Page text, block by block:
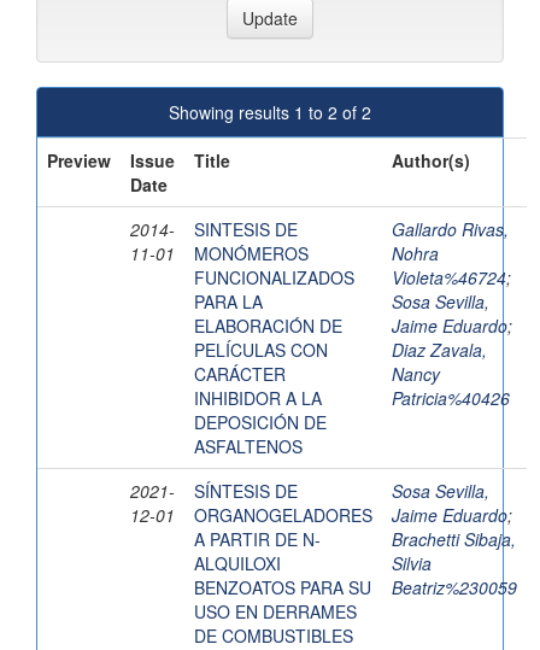
Showing results 1 to 2 of 2
Preview
Issue
Date
Title Author(s)
2014-
11-01
SINTESIS DE
MONÓMEROS
FUNCIONALIZADOS
PARA LA
ELABORACIÓN DE
PELÍCULAS CON
CARÁCTER
INHIBIDOR A LA
DEPOSICIÓN DE
ASFALTENOS
Gallardo Rivas,
Nohra
Violeta%46724;
Sosa Sevilla,
Jaime Eduardo;
Diaz Zavala,
Nancy
Patricia%40426
2021-
12-01
SÍNTESIS DE
ORGANOGELADORES
A PARTIR DE N-
ALQUILOXI
BENZOATOS PARA SU
USO EN DERRAMES
DE COMBUSTIBLES
Sosa Sevilla,
Jaime Eduardo;
Brachetti Sibaja,
Silvia
Beatriz%230059